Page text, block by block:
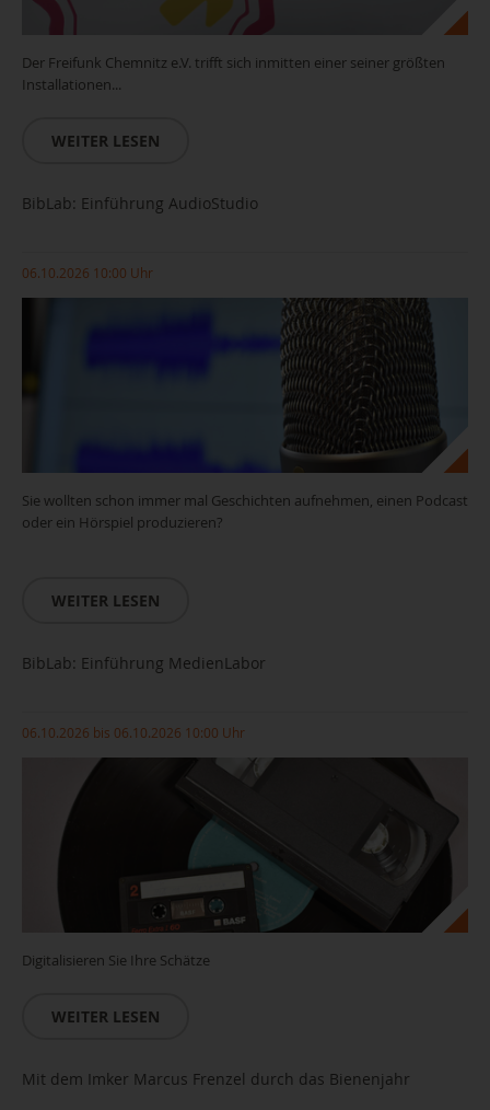
Der Freifunk Chemnitz e.V. trifft sich inmitten einer seiner größten
Installationen...
WEITER LESEN
BibLab: Einführung AudioStudio
06.10.2026 10:00 Uhr
Sie wollten schon immer mal Geschichten aufnehmen, einen Podcast
oder ein Hörspiel produzieren?
WEITER LESEN
BibLab: Einführung MedienLabor
06.10.2026 bis 06.10.2026 10:00 Uhr
Digitalisieren Sie Ihre Schätze
WEITER LESEN
Mit dem Imker Marcus Frenzel durch das Bienenjahr